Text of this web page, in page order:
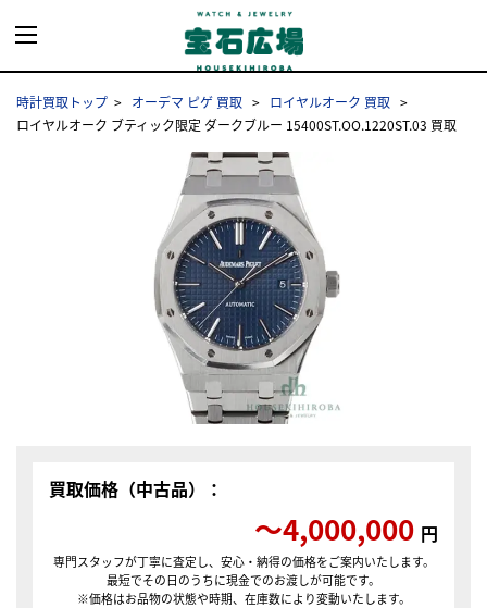
時計買取トップ オーデマ ピゲ 買取
ロイヤルオーク 買取
ロイヤルオーク ブティック限定 ダークブルー 15400ST.OO.1220ST.03 買取
買取価格（中古品）：
〜4,000,000 円
専門スタッフが丁寧に査定し、安心・納得の価格をご案内いたします。
最短でその日のうちに現金でのお渡しが可能です。
※価格はお品物の状態や時期、在庫数により変動いたします。